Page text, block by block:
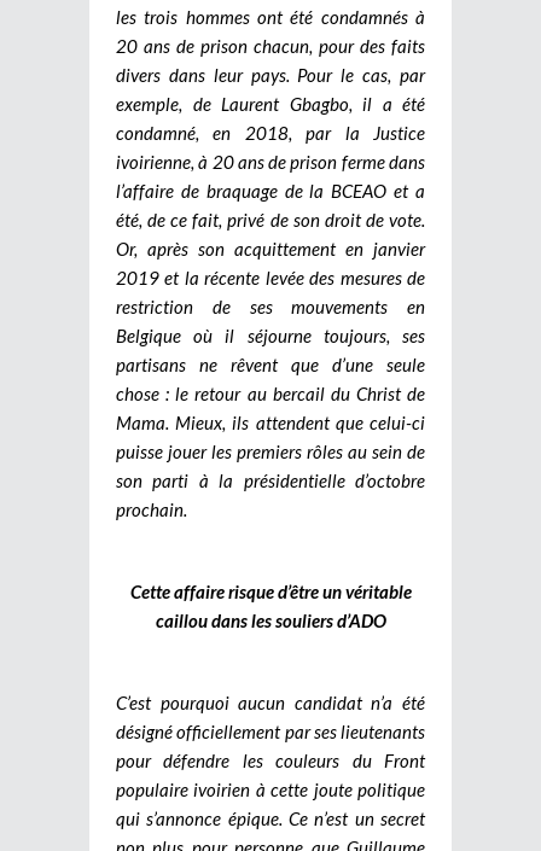
les trois hommes ont été condamnés à
20 ans de prison chacun, pour des faits
divers dans leur pays. Pour le cas, par
exemple, de Laurent Gbagbo, il a été
condamné, en 2018, par la Justice
ivoirienne, à 20 ans de prison ferme dans
l’affaire de braquage de la BCEAO et a
été, de ce fait, privé de son droit de vote.
Or, après son acquittement en janvier
2019 et la récente levée des mesures de
restriction de ses mouvements en
Belgique où il séjourne toujours, ses
partisans ne rêvent que d’une seule
chose : le retour au bercail du Christ de
Mama. Mieux, ils attendent que celui-ci
puisse jouer les premiers rôles au sein de
son parti à la présidentielle d’octobre
prochain.
Cette affaire risque d’être un véritable
caillou dans les souliers d’ADO
C’est pourquoi aucun candidat n’a été
désigné officiellement par ses lieutenants
pour défendre les couleurs du Front
populaire ivoirien à cette joute politique
qui s’annonce épique. Ce n’est un secret